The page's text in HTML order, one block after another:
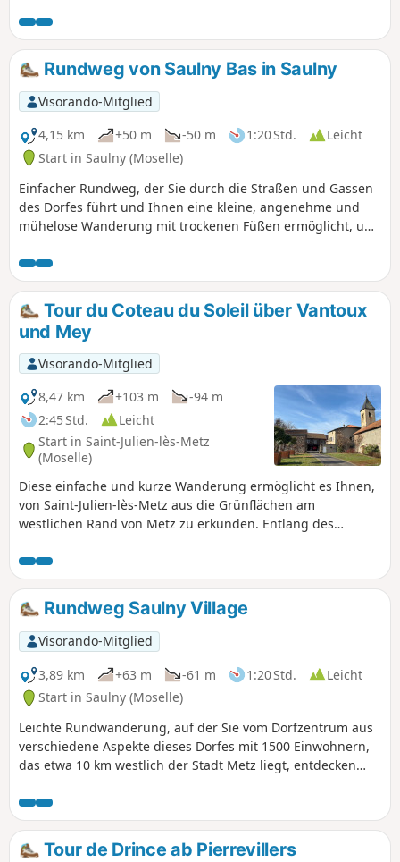
Rundweg von Saulny Bas in Saulny
Visorando-Mitglied
4,15 km
+50 m -50 m 1:20 Std.
Leicht
Start in Saulny (Moselle)
Einfacher Rundweg, der Sie durch die Straßen und Gassen
des Dorfes führt und Ihnen eine kleine, angenehme und
mühelose Wanderung mit trockenen Füßen ermöglicht, um
Tour du Coteau du Soleil über Vantoux
und Mey
Visorando-Mitglied
8,47 km
+103 m
-94 m
2:45 Std.
Leicht
Start in Saint-Julien-lès-Metz
(Moselle)
Diese einfache und kurze Wanderung ermöglicht es Ihnen,
von Saint-Julien-lès-Metz aus die Grünflächen am
westlichen Rand von Metz zu erkunden. Entlang des
Stadtteile Vallières und La Corchade, bis Sie das idyllische
Dorf Vantoux erreichen. Nach einem Abstecher zur Kirche
von Mey (12. Jahrhundert) und ihrem typischen Dorf kehren
Sie über Felder mit schöner Aussicht auf den Großraum
Metz nach Saint-Julien-lès-Metz zurück.
Rundweg Saulny Village
Visorando-Mitglied
3,89 km
+63 m -61 m 1:20 Std.
Leicht
Start in Saulny (Moselle)
Leichte Rundwanderung, auf der Sie vom Dorfzentrum aus
verschiedene Aspekte dieses Dorfes mit 1500 Einwohnern,
das etwa 10 km westlich der Stadt Metz liegt, entdecken
freien Blick auf die Kirche Saint-Brice, durchqueren ein
Gemüseanbaugebiet und wandern dann am Bach Ruisseau
de Saulny entlang.
Tour de Drince ab Pierrevillers